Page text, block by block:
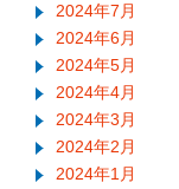
2024年7月
2024年6月
2024年5月
2024年4月
2024年3月
2024年2月
2024年1月